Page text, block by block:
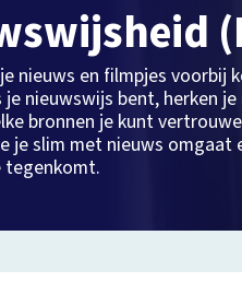
nieuws en filmpjes voorbij
nieuwswijs bent, herken
bronnen je kunt
je slim met nieuws omgaat